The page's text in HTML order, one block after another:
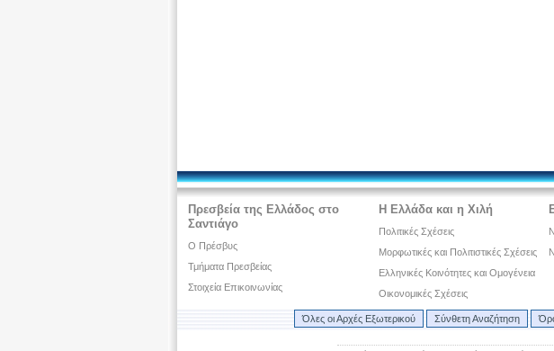
Πρεσβεία της Ελλάδος στο
Σαντιάγο
Ο Πρέσβυς
Τμήματα Πρεσβείας
Στοιχεία Επικοινωνίας
Η Ελλάδα και η Χιλή
Πολιτικές Σχέσεις
Μορφωτικές και Πολιτιστικές Σχέσεις
Ελληνικές Κοινότητες και Ομογένεια
Οικονομικές Σχέσεις
Όλες οι Αρχές Εξωτερικού Σύνθετη Αναζήτηση